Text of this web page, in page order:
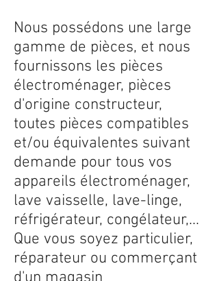
Nous possédons une large
gamme de pièces, et nous
fournissons les pièces
électroménager, pièces
d'origine constructeur,
toutes pièces compatibles
et/ou équivalentes suivant
demande pour tous vos
appareils électroménager,
lave vaisselle, lave-linge,
réfrigérateur, congélateur,...
Que vous soyez particulier,
réparateur ou commerçant